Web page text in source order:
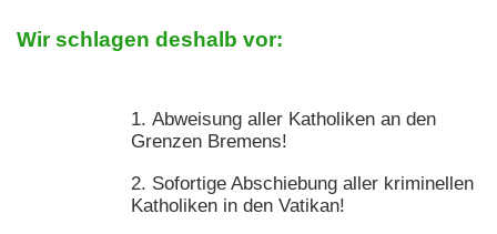
Wir schlagen deshalb vor:
Abweisung aller Katholiken an den
Grenzen Bremens!
Sofortige Abschiebung aller kriminellen
Katholiken in den Vatikan!